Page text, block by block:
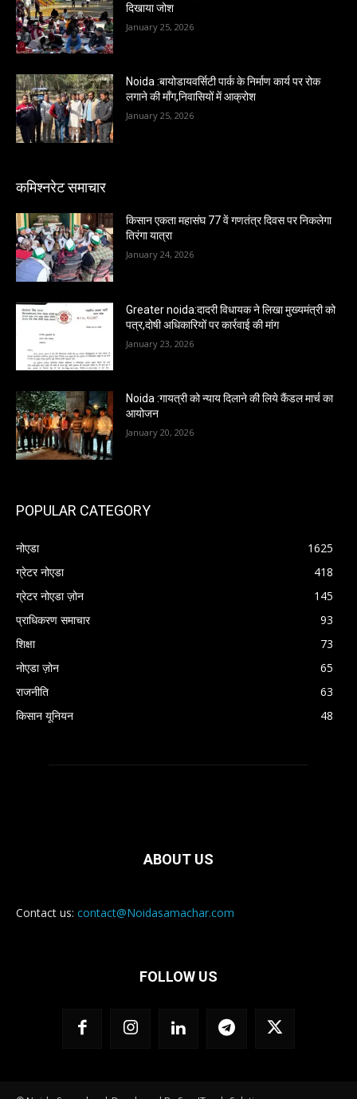
दिखाया जोश
January 25, 2026
Noida :बायोडायवर्सिटी पार्क के निर्माण कार्य पर रोक
लगाने की माँग,निवासियों में आक्रोश
January 25, 2026
कमिश्नरेट समाचार
किसान एकता महासंघ 77 वें गणतंत्र दिवस पर निकलेगा
तिरंगा यात्रा
January 24, 2026
Greater noida:दादरी विधायक ने लिखा मुख्यमंत्री को
पत्र,दोषी अधिकारियों पर कार्रवाई की मांग
January 23, 2026
Noida :गायत्री को न्याय दिलाने की लिये कैंडल मार्च का
आयोजन
January 20, 2026
POPULAR CATEGORY
नोएडा
1625
ग्रेटर नोएडा
418
ग्रेटर नोएडा ज़ोन
145
प्राधिकरण समाचार
93
शिक्षा
73
नोएडा ज़ोन
65
राजनीति
63
किसान यूनियन
48
ABOUT US
Contact us: contact@Noidasamachar.com
FOLLOW US